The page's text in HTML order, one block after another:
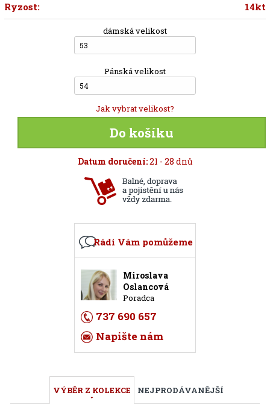
Ryzost: 14kt
dámská velikost
53
Pánská velikost
54
Jak vybrat velikost?
Do košíku
Datum doručení:21 - 28 dnů
Rádi Vám pomůžeme
Miroslava
Oslancová
Poradca
737 690 657
Napište nám
VÝBĚR Z KOLEKCE NEJPRODÁVANĚJŠÍ